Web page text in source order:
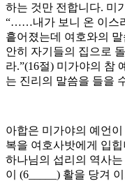
하는 것만 전합니다. 미
“……내가 보니 온 이스
흩어졌는데 여호와의
안히 자기들의 집으로
라.”(16절) 미가야의 참
는 진리의 말씀을 들을
아합은 미가야의 예언
복을 여호사밧에게 입
하나님의 섭리의 역사
이 (6_____) 활을 당겨